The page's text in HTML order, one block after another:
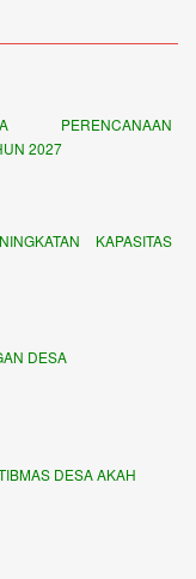
PERENCANAAN
2027
KAPASITAS
DESA
DESA AKAH